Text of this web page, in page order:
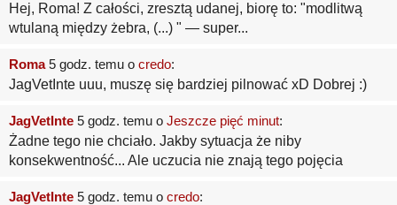
Hej, Roma! Z całości, zresztą udanej, biorę to: "modlitwą
wtulaną między żebra, (...) " — super...
Roma5 godz. temu o credo:
JagVetInte uuu, muszę się bardziej pilnować xD Dobrej :)
JagVetInte 5 godz. temu o Jeszcze pięć minut:
Żadne tego nie chciało. Jakby sytuacja że niby
konsekwentność... Ale uczucia nie znają tego pojęcia
JagVetInte 5 godz. temu o credo: